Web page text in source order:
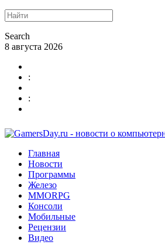
Search
8 августа 2026
:
:
Главная
Новости
Программы
Железо
MMORPG
Консоли
Мобильные
Рецензии
Видео